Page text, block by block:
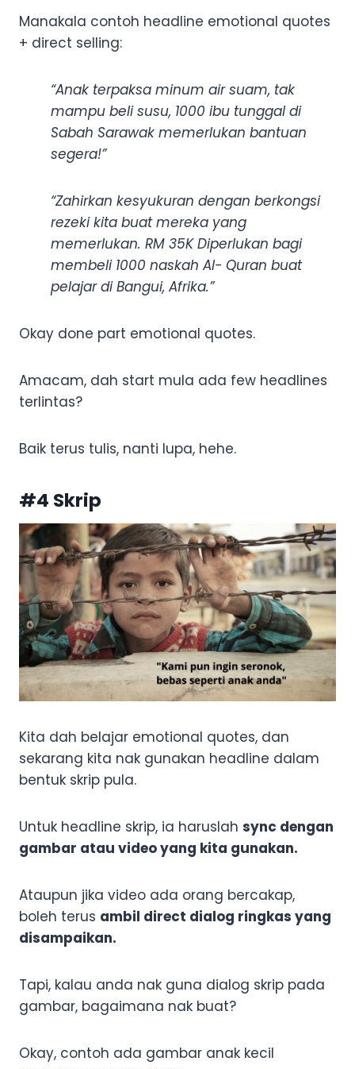
Manakala contoh headline emotional quotes
+ direct selling:
“Anak terpaksa minum air suam, tak
mampu beli susu, 1000 ibu tunggal di
Sabah Sarawak memerlukan bantuan
segera!”
“Zahirkan kesyukuran dengan berkongsi
rezeki kita buat mereka yang
memerlukan. RM 35K Diperlukan bagi
membeli 1000 naskah Al- Quran buat
pelajar di Bangui, Afrika.”
Okay done part emotional quotes.
Amacam, dah start mula ada few headlines
terlintas?
Baik terus tulis, nanti lupa, hehe.
#4 Skrip
Kita dah belajar emotional quotes, dan
sekarang kita nak gunakan headline dalam
bentuk skrip pula.
Untuk headline skrip, ia haruslah sync dengan
gambar atau video yang kita gunakan.
Ataupun jika video ada orang bercakap,
boleh terus ambil direct dialog ringkas yang
disampaikan.
Tapi, kalau anda nak guna dialog skrip pada
gambar, bagaimana nak buat?
Okay, contoh ada gambar anak kecil